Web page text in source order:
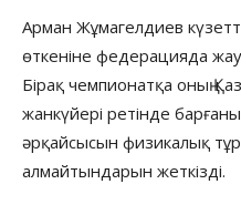
Арман Жұмагелдиев
өткеніне федерацияда
Бірақ чемпионатқа оның
жанкүйері ретінде
әрқайсысын физикалық
алмайтындарын жеткізді.